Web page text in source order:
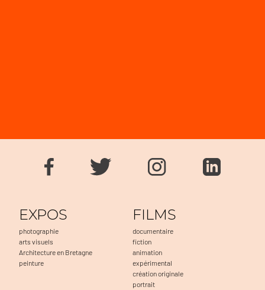
EXPOS
photographie
arts visuels
Architecture en Bretagne
peinture
FILMS
documentaire
fiction
animation
expérimental
création originale
portrait